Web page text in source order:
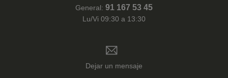
General: 91 167 53 45
Lu/Vi 09:30 a 13:30
Dejar un mensaje